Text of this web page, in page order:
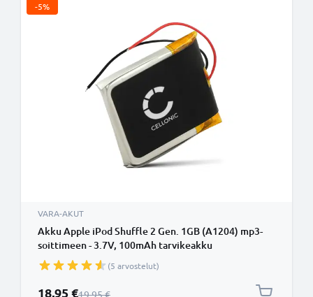
-5%
VARA-AKUT
Akku Apple iPod Shuffle 2 Gen. 1GB (A1204) mp3-
soittimeen - 3.7V, 100mAh tarvikeakku
tuotemerkiltä CELLONIC
(5 arvostelut)
Erikoishinta
18,95 €Normaali hinta
19,95 €